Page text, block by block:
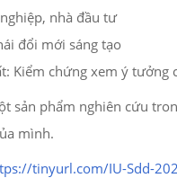
nhà đầu tư
đổi mới sáng tạo
Kiểm chứng xem ý
sản phẩm nghiên cứu
mình.
tinyurl.com/IU-Sdd-